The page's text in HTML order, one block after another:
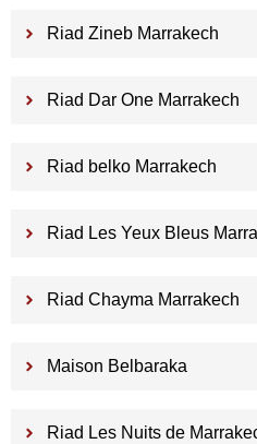
Riad Zineb Marrakech
Riad Dar One Marrakech
Riad belko Marrakech
Riad Les Yeux Bleus
Riad Chayma Marrakech
Maison Belbaraka
Riad Les Nuits de